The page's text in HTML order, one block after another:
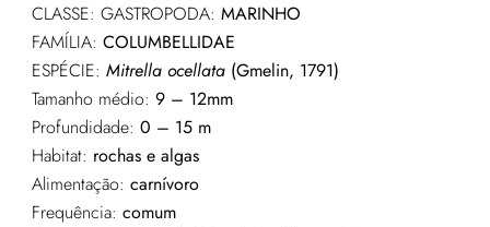
CLASSE: GASTROPODA: MARINHO
FAMÍLIA: COLUMBELLIDAE
ESPÉCIE: Mitrella ocellata(Gmelin, 1791)
Tamanho médio: 9 – 12mm
Profundidade: 0 – 15 m
Habitat: rochas e algas
Alimentação: carnívoro
Frequência: comum